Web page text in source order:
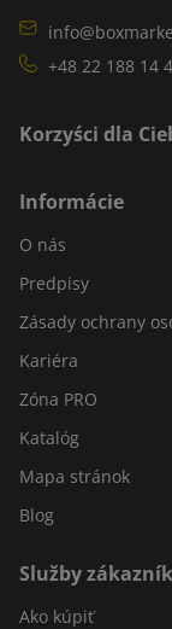
+48 22 188 14
Korzyści dla
Informácie
O nás
Predpisy
Zásady ochrany
Kariéra
Zóna PRO
Katalóg
Mapa stránok
Blog
Služby
Ako kúpiť